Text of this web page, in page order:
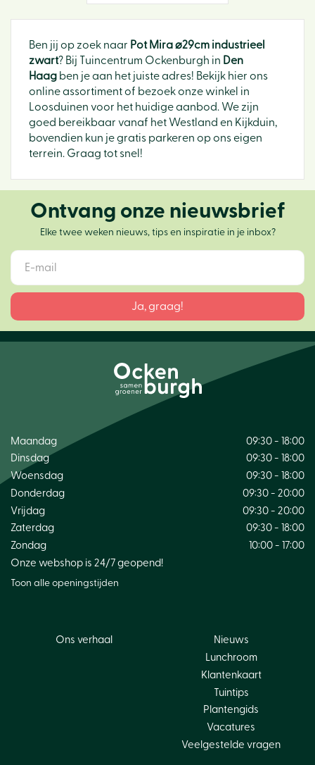
Ben jij op zoek naar Pot Mira ⌀29cm industrieel
zwart? Bij Tuincentrum Ockenburgh in Den
Haag ben je aan het juiste adres! Bekijk hier ons
online assortiment of bezoek onze winkel in
Loosduinen voor het huidige aanbod. We zijn
goed bereikbaar vanaf het Westland en Kijkduin,
bovendien kun je gratis parkeren op ons eigen
terrein. Graag tot snel!
Ontvang onze nieuwsbrief
Elke twee weken nieuws, tips en inspiratie in je inbox?
Maandag
09:30 - 18:00
Dinsdag
09:30 - 18:00
Woensdag
09:30 - 18:00
Donderdag
09:30 - 20:00
Vrijdag
09:30 - 20:00
Zaterdag
09:30 - 18:00
Zondag
10:00 - 17:00
Onze webshop is 24/7 geopend!
Toon alle openingstijden
Ons verhaal
Nieuws
Lunchroom
Klantenkaart
Tuintips
Plantengids
Vacatures
Veelgestelde vragen